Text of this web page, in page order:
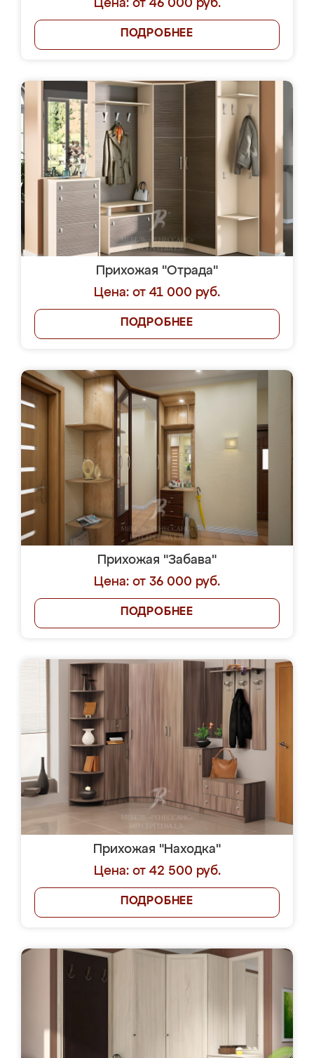
Цена: от 46 000 руб.
ПОДРОБНЕЕ
Прихожая "Отрада"
Цена: от 41 000 руб.
ПОДРОБНЕЕ
Прихожая "Забава"
Цена: от 36 000 руб.
ПОДРОБНЕЕ
Прихожая "Находка"
Цена: от 42 500 руб.
ПОДРОБНЕЕ